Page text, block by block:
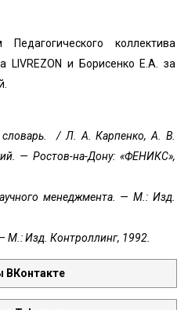
Педагогического коллектива
LIVREZON и Борисенко Е.А. за
словарь. / Л. А. Карпенко, А. В.
— Ростов-на-Дону: «ФЕНИКС»,
менеджмента. — М.: Изд.
Изд. Контроллинг, 1992.
ВКонтакте